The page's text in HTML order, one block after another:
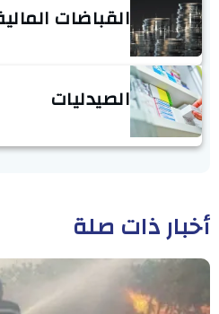
القباضات
الصيدليات
أخبار ذات صلة